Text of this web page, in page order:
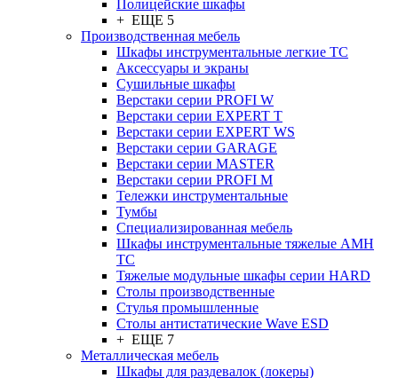
Полицейские шкафы
+ ЕЩЕ 5
Производственная мебель
Шкафы инструментальные легкие ТС
Аксессуары и экраны
Cушильные шкафы
Верстаки серии PROFI W
Верстаки серии EXPERT T
Верстаки серии EXPERT WS
Верстаки серии GARAGE
Верстаки серии MASTER
Верстаки серии PROFI M
Тележки инструментальные
Тумбы
Cпециализированная мебель
Шкафы инструментальные тяжелые AMH
TC
Тяжелые модульные шкафы серии HARD
Столы производственные
Стулья промышленные
Столы антистатические Wave ESD
+ ЕЩЕ 7
Металлическая мебель
Шкафы для раздевалок (локеры)